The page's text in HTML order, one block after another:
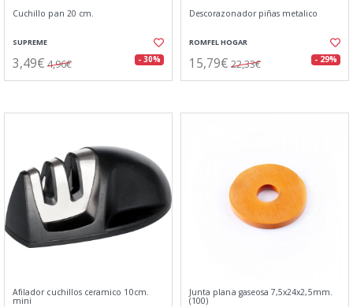
Cuchillo pan 20 cm.
SUPREME
3,49€ 4,96€ - 30%
Descorazonador piñas metalico
ROMFEL HOGAR
15,79€ 22,33€ - 29%
Afilador cuchillos ceramico 10cm.
mini
Junta plana gaseosa 7,5x24x2,5mm.
(100)